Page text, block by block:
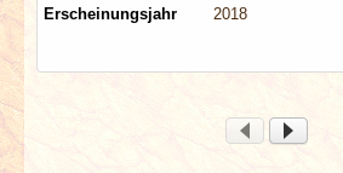
Erscheinungsjahr
2018